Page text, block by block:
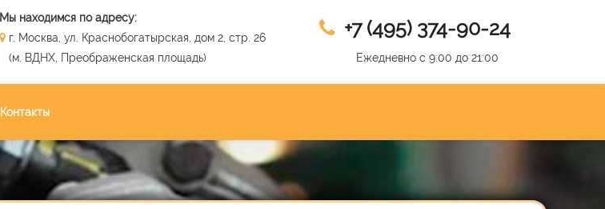
Мы находимся по адресу:
г. Москва, ул. Краснобогатырская, дом 2, стр. 26
(м. ВДНХ, Преображенская площадь)
+7 (495) 374-90-24
Ежедневно с 9:00 до 21:00
Контакты